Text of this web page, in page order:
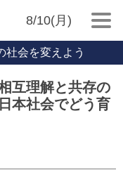
8/10(月)
社会を変えよう
互理解と共存の
本社会でどう育